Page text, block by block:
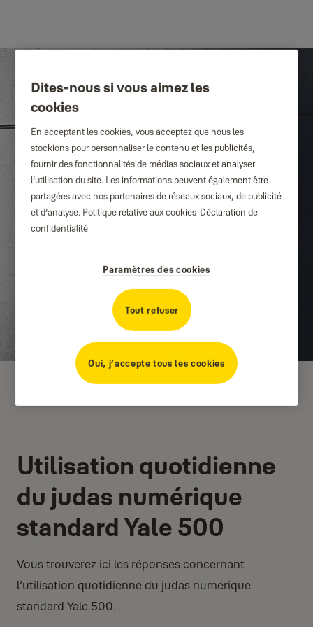
Utilisation quotidienne
du judas numérique
standard Yale 500
Vous trouverez ici les réponses concernant
l’utilisation quotidienne du judas numérique
standard Yale 500.
Dites-nous si vous aimez les
cookies
En acceptant les cookies, vous acceptez que nous les
stockions pour personnaliser le contenu et les publicités,
fournir des fonctionnalités de médias sociaux et analyser
l’utilisation du site. Les informations peuvent également être
partagées avec nos partenaires de réseaux sociaux, de publicité
et d’analyse. Politique relative aux cookies Déclaration de
confidentialité
Paramètres des cookies
Tout refuser
Oui, j’accepte tous les cookies